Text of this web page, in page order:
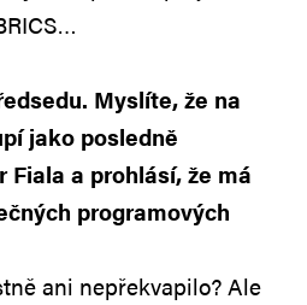
Myslíte, že na
jako posledně
Fiala a prohlásí, že má
programových
ani nepřekvapilo? Ale